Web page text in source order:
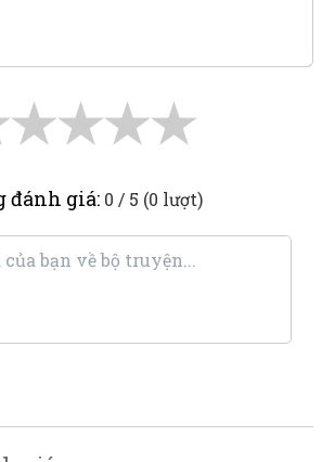
★
★
★
★
đánh giá: 0 / 5 (0 lượt)